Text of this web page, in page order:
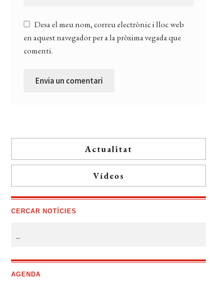
Desa el meu nom, correu electrònic i lloc web
en aquest navegador per a la pròxima vegada que
comenti.
Actualitat
Vídeos
CERCAR NOTÍCIES
AGENDA